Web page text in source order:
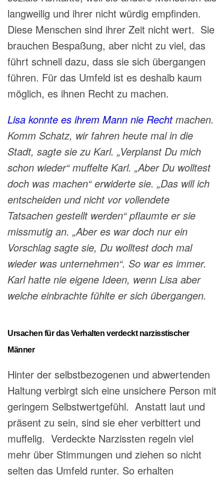
langweilig und ihrer nicht würdig empfinden.
Diese Menschen sind ihrer Zeit nicht wert. Sie
brauchen Bespaßung, aber nicht zu viel, das
führt schnell dazu, dass sie sich übergangen
führen. Für das Umfeld ist es deshalb kaum
möglich, es ihnen Recht zu machen.
Lisa konnte es ihrem Mann nie Rechtmachen.
Komm Schatz, wir fahren heute mal in die
Stadt, sagte sie zu Karl. „Verplanst Du mich
schon wieder“ muffelte Karl. „Aber Du wolltest
doch was machen“ erwiderte sie. „Das will ich
entscheiden und nicht vor vollendete
Tatsachen gestellt werden“ pflaumte er sie
missmutig an. „Aber es war doch nur ein
Vorschlag sagte sie, Du wolltest doch mal
wieder was unternehmen“. So war es immer.
Karl hatte nie eigene Ideen, wenn Lisa aber
welche einbrachte fühlte er sich übergangen.
Ursachen für das Verhalten verdeckt narzisstischer
Männer
Hinter der selbstbezogenen und abwertenden
Haltung verbirgt sich eine unsichere Person mit
geringem Selbstwertgefühl. Anstatt laut und
präsent zu sein, sind sie eher verbittert und
muffelig. Verdeckte Narzissten regeln viel
mehr über Stimmungen und ziehen so nicht
selten das Umfeld runter. So erhalten